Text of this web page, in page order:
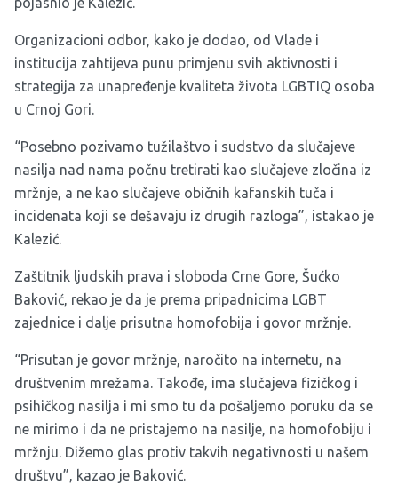
Organizacioni odbor, kako je dodao, od Vlade i
institucija zahtijeva punu primjenu svih aktivnosti i
strategija za unapređenje kvaliteta života LGBTIQ osoba
u Crnoj Gori.
“Posebno pozivamo tužilaštvo i sudstvo da slučajeve
nasilja nad nama počnu tretirati kao slučajeve zločina iz
mržnje, a ne kao slučajeve običnih kafanskih tuča i
incidenata koji se dešavaju iz drugih razloga”, istakao je
Kalezić.
Zaštitnik ljudskih prava i sloboda Crne Gore, Šućko
Baković, rekao je da je prema pripadnicima LGBT
zajednice i dalje prisutna homofobija i govor mržnje.
“Prisutan je govor mržnje, naročito na internetu, na
društvenim mrežama. Takođe, ima slučajeva fizičkog i
psihičkog nasilja i mi smo tu da pošaljemo poruku da se
ne mirimo i da ne pristajemo na nasilje, na homofobiju i
mržnju. Dižemo glas protiv takvih negativnosti u našem
društvu”, kazao je Baković.